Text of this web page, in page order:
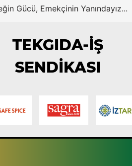
Gücü, Emekçinin Yanındayız...
TEKGIDA-İŞ
SENDİKASI